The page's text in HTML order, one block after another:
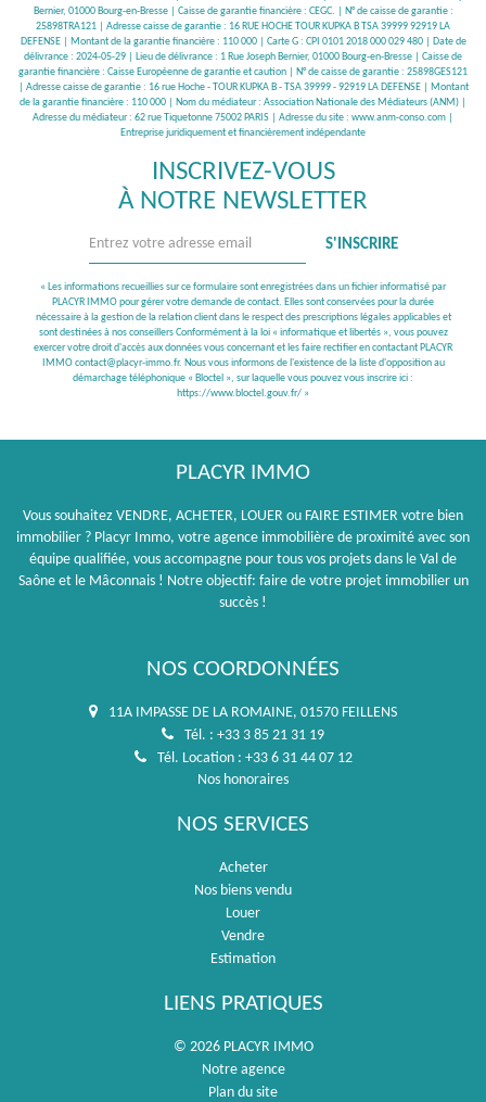
Bernier, 01000 Bourg-en-Bresse | Caisse de garantie financière : CEGC. | N° de caisse de garantie :
25898TRA121 | Adresse caisse de garantie : 16 RUE HOCHE TOUR KUPKA B TSA 39999 92919 LA
DEFENSE | Montant de la garantie financière : 110 000 | Carte G : CPI 0101 2018 000 029 480 | Date de
délivrance : 2024-05-29 | Lieu de délivrance : 1 Rue Joseph Bernier, 01000 Bourg-en-Bresse | Caisse de
garantie financière : Caisse Européenne de garantie et caution | N° de caisse de garantie : 25898GES121
| Adresse caisse de garantie : 16 rue Hoche - TOUR KUPKA B - TSA 39999 - 92919 LA DEFENSE | Montant
de la garantie financière : 110 000 | Nom du médiateur : Association Nationale des Médiateurs (ANM) |
Adresse du médiateur : 62 rue Tiquetonne 75002 PARIS | Adresse du site : www.anm-conso.com
Entreprise juridiquement et financièrement indépendante
INSCRIVEZ-VOUS
À NOTRE NEWSLETTER
S'INSCRIRE
« Les informations recueillies sur ce formulaire sont enregistrées dans un fichier informatisé par
PLACYR IMMO pour gérer votre demande de contact. Elles sont conservées pour la durée
nécessaire à la gestion de la relation client dans le respect des prescriptions légales applicables et
sont destinées à nos conseillers Conformément à la loi « informatique et libertés », vous pouvez
exercer votre droit d'accès aux données vous concernant et les faire rectifier en contactant PLACYR
IMMO contact@placyr-immo.fr. Nous vous informons de l'existence de la liste d'opposition au
démarchage téléphonique « Bloctel », sur laquelle vous pouvez vous inscrire ici :
https://www.bloctel.gouv.fr/ »
PLACYR IMMO
Vous souhaitez VENDRE, ACHETER, LOUER ou FAIRE ESTIMER votre bien
immobilier ? Placyr Immo, votre agence immobilière de proximité avec son
équipe qualifiée, vous accompagne pour tous vos projets dans le Val de
Saône et le Mâconnais ! Notre objectif: faire de votre projet immobilier un
succès !
NOS COORDONNÉES
11A IMPASSE DE LA ROMAINE, 01570 FEILLENS
Tél. : +33 3 85 21 31 19
Tél. Location : +33 6 31 44 07 12
Nos honoraires
NOS SERVICES
Acheter
Nos biens vendu
Louer
Vendre
Estimation
LIENS PRATIQUES
© 2026 PLACYR IMMO
Notre agence
Plan du site